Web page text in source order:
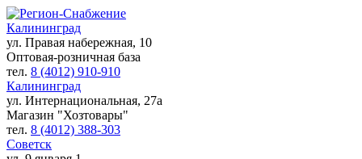
Калининград
ул. Правая набережная, 10
Оптовая-розничная база
тел. 8 (4012) 910-910
Калининград
ул. Интернациональная, 27а
Магазин "Хозтовары"
тел. 8 (4012) 388-303
Советск